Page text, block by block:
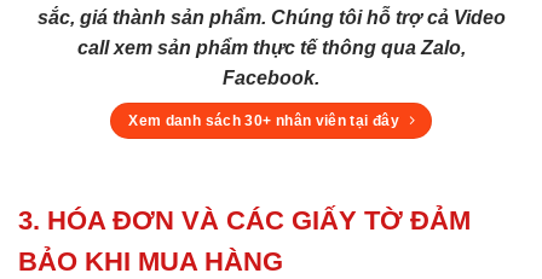
sắc, giá thành sản phẩm. Chúng tôi hỗ trợ cả Video
call xem sản phẩm thực tế thông qua Zalo,
Facebook.
Xem danh sách 30+ nhân viên tại đây
3. HÓA ĐƠN VÀ CÁC GIẤY TỜ ĐẢM
BẢO KHI MUA HÀNG